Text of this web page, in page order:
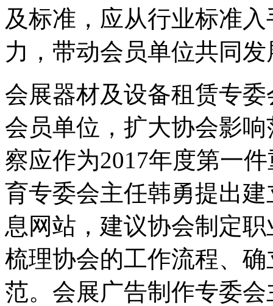
及标准，应从行业标准
力，带动会员单位共同发
会展器材及设备租赁专
会员单位，扩大协会影
察应作为2017年度第一
育专委会主任韩勇提出
息网站，建议协会制定
梳理协会的工作流程、
范。会展广告制作专委